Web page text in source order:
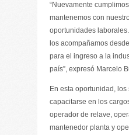
“Nuevamente
mantenemos con
oportunidades
los acompañamos
para el ingreso a la
país”, expresó Marcelo
En esta oportunidad,
capacitarse en los
operador de relave,
mantenedor planta y